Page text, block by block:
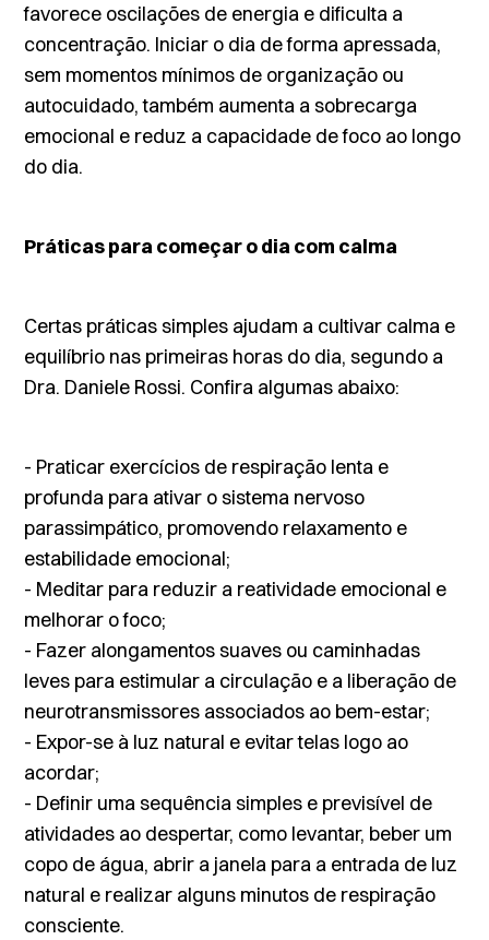
favorece oscilações de energia e dificulta a
concentração. Iniciar o dia de forma apressada,
sem momentos mínimos de organização ou
autocuidado, também aumenta a sobrecarga
emocional e reduz a capacidade de foco ao longo
do dia.
Práticas para começar o dia com calma
Certas práticas simples ajudam a cultivar calma e
equilíbrio nas primeiras horas do dia, segundo a
Dra. Daniele Rossi. Confira algumas abaixo:
- Praticar exercícios de respiração lenta e
profunda para ativar o sistema nervoso
parassimpático, promovendo relaxamento e
estabilidade emocional;
- Meditar para reduzir a reatividade emocional e
melhorar o foco;
- Fazer alongamentos suaves ou caminhadas
leves para estimular a circulação e a liberação de
neurotransmissores associados ao bem-estar;
- Expor-se à luz natural e evitar telas logo ao
acordar;
- Definir uma sequência simples e previsível de
atividades ao despertar, como levantar, beber um
copo de água, abrir a janela para a entrada de luz
natural e realizar alguns minutos de respiração
consciente.